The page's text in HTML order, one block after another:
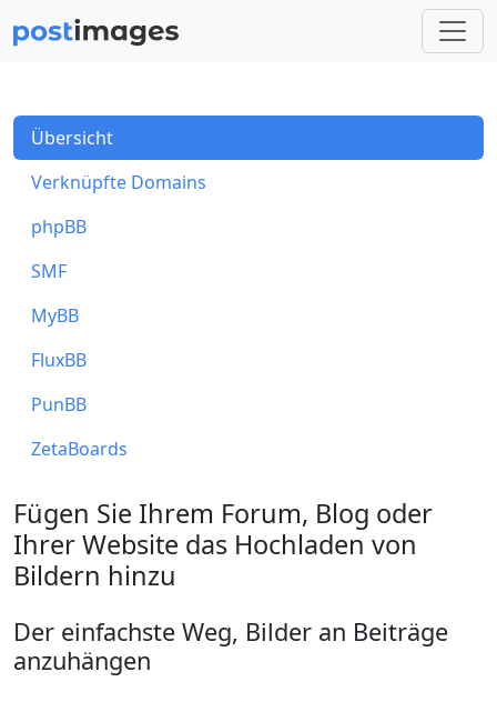
Übersicht
Verknüpfte Domains
phpBB
SMF
MyBB
FluxBB
PunBB
ZetaBoards
Fügen Sie Ihrem Forum, Blog oder
Ihrer Website das Hochladen von
Bildern hinzu
Der einfachste Weg, Bilder an Beiträge
anzuhängen